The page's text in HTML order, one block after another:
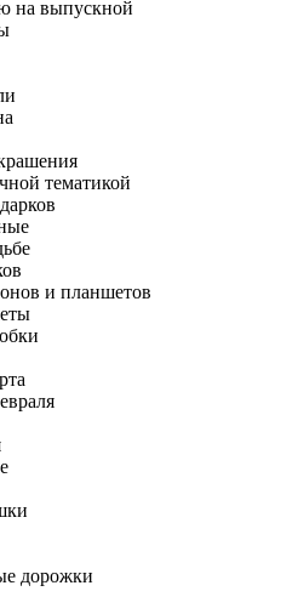
на выпускной
тематикой
и планшетов
дорожки